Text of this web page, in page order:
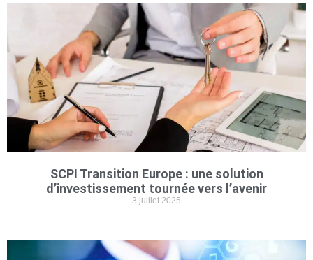
SCPI Transition Europe : une solution
d’investissement tournée vers l’avenir
3 juillet 2025